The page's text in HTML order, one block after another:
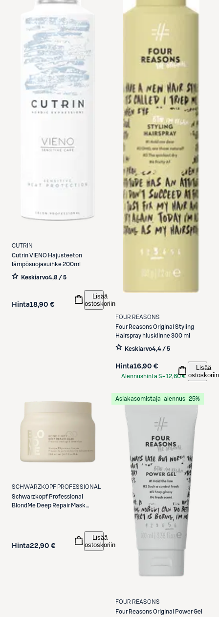
CUTRIN
CutrinVIENO Hajusteeton
lämpösuojasuihke 200ml
Keskiarvo4,8 / 5
Hinta18,90 €
Lisää
ostoskoriin
FOUR REASONS
Four ReasonsOriginal Styling
Hairspray hiuskiinne 300 ml
Keskiarvo4,4 / 5
Hinta16,90 €
Alennushinta S-12,60 €
Lisää
ostoskoriin
SCHWARZKOPF PROFESSIONAL
Schwarzkopf Professional
BlondMe Deep Repair Mask
Hinta22,90 €
Lisää
ostoskoriin
Asiakasomistaja-alennus−25%
FOUR REASONS
Four ReasonsOriginal Power Gel